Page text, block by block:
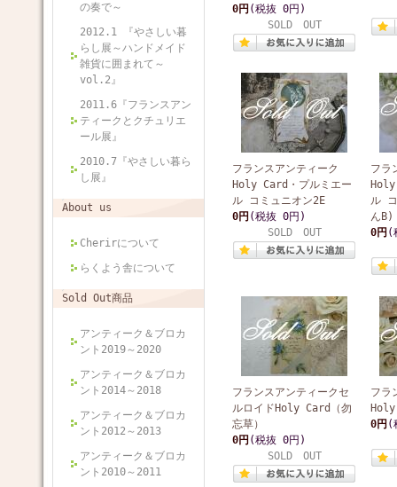
の奏で～
2012.1 『やさしい暮
らし展～ハンドメイド
雑貨に囲まれて～
vol.2』
2011.6『フランスアン
ティークとクチュリエ
ール展』
2010.7『やさしい暮ら
し展』
About us
Cherirについて
らくよう舎について
Sold Out商品
アンティーク＆ブロカ
ント2019～2020
アンティーク＆ブロカ
ント2014～2018
アンティーク＆ブロカ
ント2012～2013
アンティーク＆ブロカ
ント2010～2011
0円 (税抜 0円)
SOLD OUT
フランスアンティーク
Holy Card・プルミエー
ル コミュニオン2E
0円 (税抜 0円)
SOLD OUT
フラ
Holy
ル
んB)
0円 (
フランスアンティークセ
ルロイドHoly Card（勿
忘草）
0円 (税抜 0円)
SOLD OUT
フラ
0円 (